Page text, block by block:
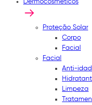
Dermocosméticos
Proteção Solar
Corpo
Facial
Facial
Anti-
Limpeza